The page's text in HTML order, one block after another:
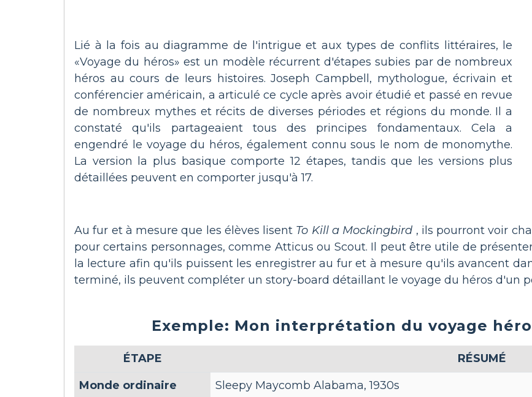
Lié à la fois au diagramme de l'intrigue et aux types de conflits littéraires, le
«Voyage du héros» est un modèle récurrent d'étapes subies par de nombreux
héros au cours de leurs histoires. Joseph Campbell, mythologue, écrivain et
conférencier américain, a articulé ce cycle après avoir étudié et passé en revue
de nombreux mythes et récits de diverses périodes et régions du monde. Il a
constaté qu'ils partageaient tous des principes fondamentaux. Cela a
engendré le voyage du héros, également connu sous le nom de monomythe.
La version la plus basique comporte 12 étapes, tandis que les versions plus
détaillées peuvent en comporter jusqu'à 17.
Au fur et à mesure que les élèves lisent To Kill a Mockingbird , ils pourront voir
pour certains personnages, comme Atticus ou Scout. Il peut être utile de
la lecture afin qu'ils puissent les enregistrer au fur et à mesure qu'ils avancent
terminé, ils peuvent compléter un story-board détaillant le voyage du héros d'un
Exemple: Mon interprétation du voyage
ÉTAPE
RÉSUMÉ
Monde ordinaire
Sleepy Maycomb Alabama, 1930s